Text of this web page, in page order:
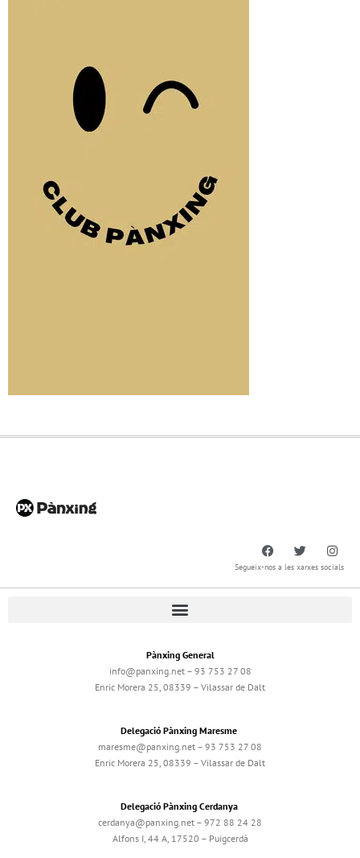
Segueix-nos a les xarxes socials
Pànxing General
info@panxing.net – 93 753 27 08
Enric Morera 25, 08339 – Vilassar de Dalt
Delegació Pànxing Maresme
maresme@panxing.net – 93 753 27 08
Enric Morera 25, 08339 – Vilassar de Dalt
Delegació Pànxing Cerdanya
cerdanya@panxing.net – 972 88 24 28
Alfons I, 44 A, 17520 – Puigcerdà